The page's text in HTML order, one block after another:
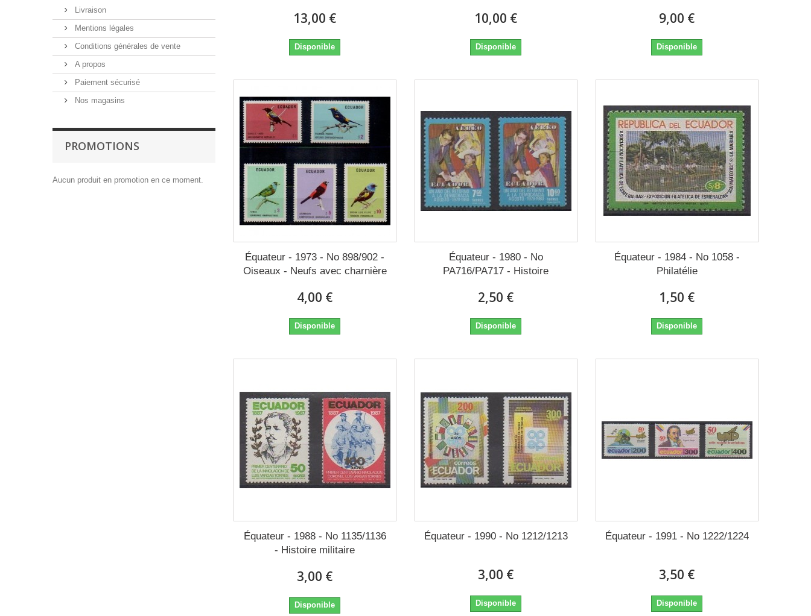
1995(1)
1996(1)
1998(1)
1999(2)
2000(3)
2002(4)
2003(2)
2005(3)
Livraison
Mentions légales
Conditions générales de vente
A propos
Paiement sécurisé
Nos magasins
PROMOTIONS
Aucun produit en promotion en ce moment.
13,00 €
Disponible
10,00 €
Disponible
9,00 €
Disponible
Équateur - 1973 - No 898/902 -
Oiseaux - Neufs avec charnière
4,00 €
Disponible
Équateur - 1980 - No
PA716/PA717 - Histoire
2,50 €
Disponible
Équateur - 1984 - No 1058 -
Philatélie
1,50 €
Disponible
Équateur - 1988 - No 1135/1136
- Histoire militaire
3,00 €
Disponible
Équateur - 1990 - No 1212/1213
3,00 €
Disponible
Équateur - 1991 - No 1222/1224
3,50 €
Disponible